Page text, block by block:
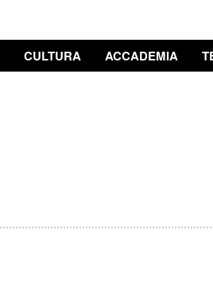
CULTURA ACCADEMIA